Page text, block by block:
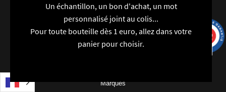
Un échantillon, un bon d'achat, un mot
personnalisé joint au colis...
Pour toute bouteille dès 1 euro, allez dans votre
panier pour choisir.
Conditions de livraison
Conditions générales de vente
L’équipe
Newsletter
Marques
/10
9991 avis